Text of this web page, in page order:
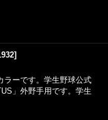
]
ラーです。学生野球公式
」外野手用です。学生